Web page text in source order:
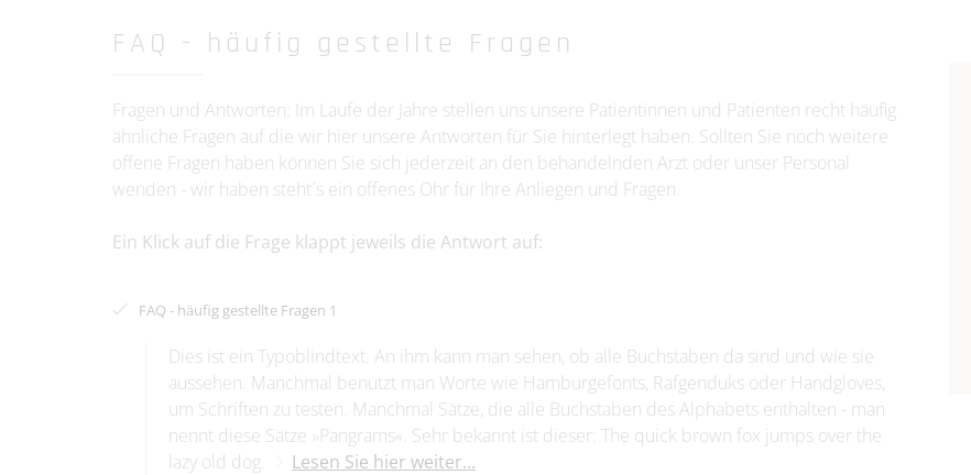
FAQ - häufig gestellte Fragen
Fragen und Antworten: Im Laufe der Jahre stellen uns unsere Patientinnen und Patienten recht häufig
ähnliche Fragen auf die wir hier unsere Antworten für Sie hinterlegt haben. Sollten Sie noch weitere
offene Fragen haben können Sie sich jederzeit an den behandelnden Arzt oder unser Personal
wenden - wir haben steht´s ein offenes Ohr für Ihre Anliegen und Fragen.
Ein Klick auf die Frage klappt jeweils die Antwort auf:
FAQ - häufig gestellte Fragen 1
Dies ist ein Typoblindtext. An ihm kann man sehen, ob alle Buchstaben da sind und wie sie
aussehen. Manchmal benutzt man Worte wie Hamburgefonts, Rafgenduks oder Handgloves,
um Schriften zu testen. Manchmal Sätze, die alle Buchstaben des Alphabets enthalten - man
nennt diese Sätze »Pangrams«. Sehr bekannt ist dieser: The quick brown fox jumps over the
lazy old dog.
Lesen Sie hier weiter...